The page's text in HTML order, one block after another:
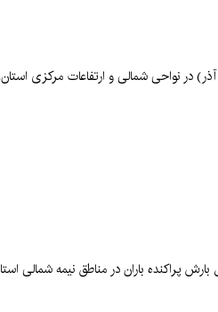
کارشناس پیش‌بینی اداره کل هواشناسی استان کرمان گفت: روزهای چهارشنبه و پنجشنبه (۱۲ و ۱۳ آذر)